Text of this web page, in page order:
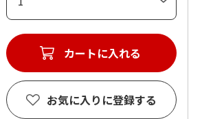
カートに入れる
お気に入りに登録する